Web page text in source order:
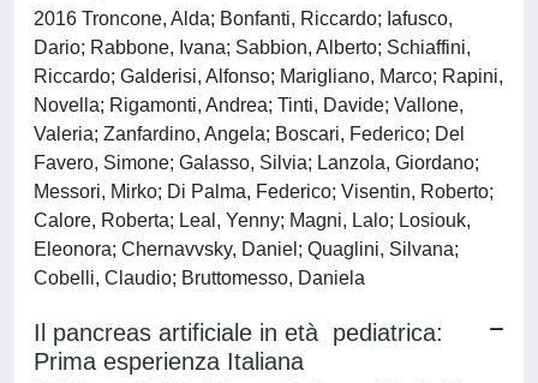
2016 Troncone, Alda; Bonfanti, Riccardo; Iafusco,
Dario; Rabbone, Ivana; Sabbion, Alberto; Schiaffini,
Riccardo; Galderisi, Alfonso; Marigliano, Marco; Rapini,
Novella; Rigamonti, Andrea; Tinti, Davide; Vallone,
Valeria; Zanfardino, Angela; Boscari, Federico; Del
Favero, Simone; Galasso, Silvia; Lanzola, Giordano;
Messori, Mirko; Di Palma, Federico; Visentin, Roberto;
Calore, Roberta; Leal, Yenny; Magni, Lalo; Losiouk,
Eleonora; Chernavvsky, Daniel; Quaglini, Silvana;
Cobelli, Claudio; Bruttomesso, Daniela
Il pancreas artificiale in età pediatrica:
Prima esperienza Italiana